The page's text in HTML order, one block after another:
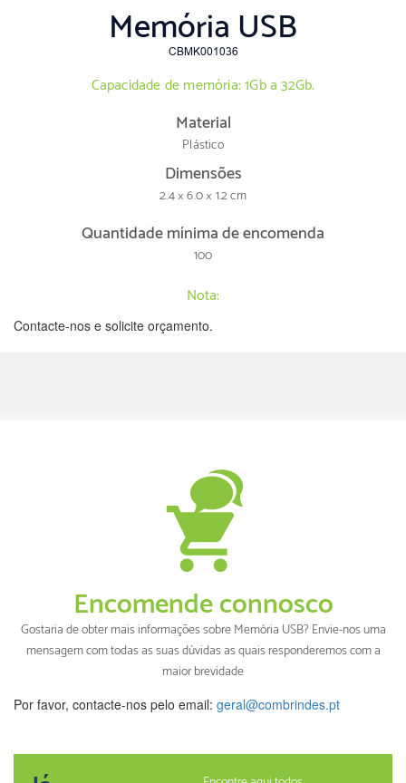
Memória USB
CBMK001036
Capacidade de memória: 1Gb a 32Gb.
Material
Plástico
Dimensões
2.4 × 6.0 × 1.2 cm
Quantidade mínima de encomenda
100
Nota:
Contacte-nos e solicite orçamento.
Encomende connosco
Gostaria de obter mais informações sobre Memória USB? Envie-nos uma
mensagem com todas as suas dúvidas as quais responderemos com a
maior brevidade
Por favor, contacte-nos pelo email: geral@combrindes.pt